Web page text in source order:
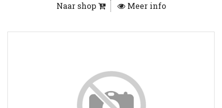
Naar shop Meer info